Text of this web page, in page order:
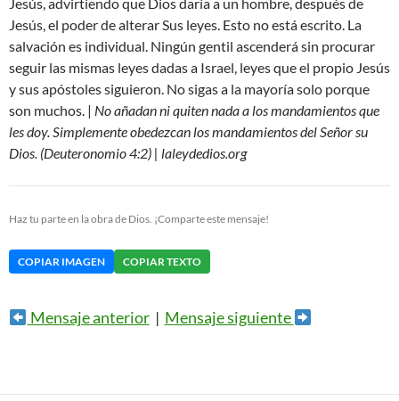
Jesús, el poder de alterar Sus leyes. Esto no está escrito. La
salvación es individual. Ningún gentil ascenderá sin procurar
seguir las mismas leyes dadas a Israel, leyes que el propio Jesús
y sus apóstoles siguieron. No sigas a la mayoría solo porque
son muchos. | No añadan ni quiten nada a los mandamientos que
les doy. Simplemente obedezcan los mandamientos del Señor su
Dios. (Deuteronomio 4:2) | laleydedios.org
Haz tu parte en la obra de Dios. ¡Comparte este mensaje!
COPIAR IMAGEN COPIAR TEXTO
Mensaje anterior| Mensaje siguiente